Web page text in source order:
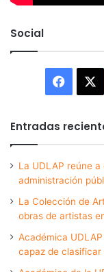
Social
Entradas
La UDLAP reúne
administración
La Colección de
obras de artistas
Académica
capaz de clasificar